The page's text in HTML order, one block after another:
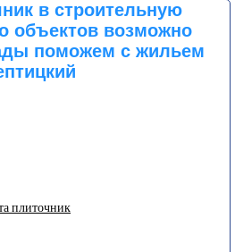
в строительную
объектов возможно
поможем с жильем
плиточник